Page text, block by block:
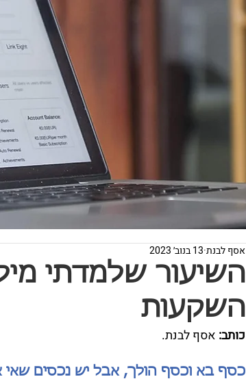
השיעור שלמדתי
השקעות
אסף לבנת 13 בנוב׳ 2023
כותב: אסף לבנת.
כסף בא וכסף הולך, אבל יש נכסים